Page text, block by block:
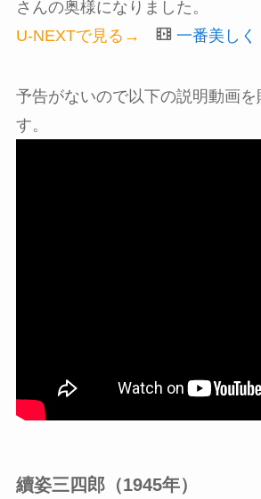
さんの奥様になりました。
U-NEXTで見る→
一番美しく
予告がないので以下の説明動画を
す。
續姿三四郎（1945年）